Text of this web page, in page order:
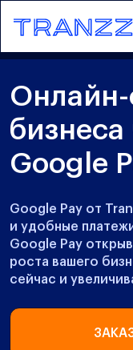
Онлайн-
бизнеса
Google
Google Pay от
и удобные
Google Pay
роста вашего
сейчас и